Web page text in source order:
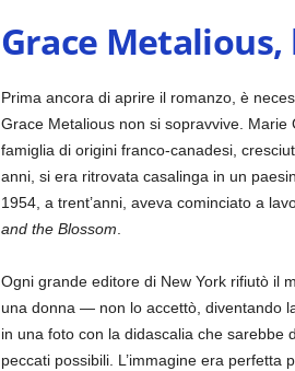
Grace
Prima ancora di aprire il romanzo, è
Grace Metalious non si sopravvive.
famiglia di origini franco-canadesi,
anni, si era ritrovata casalinga in un
1954, a trent’anni, aveva cominciato a
and the Blossom
Ogni grande editore di New York rifiutò il
una donna — non lo accettò, diventando
in una foto con la didascalia che sarebbe
peccati possibili. L’immagine era perfetta